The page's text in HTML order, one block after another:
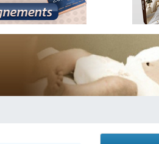
Pour les Enfants